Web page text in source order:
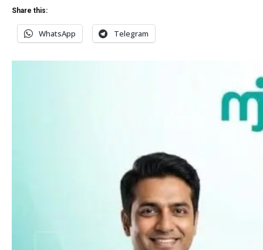
Share this:
WhatsApp Telegram